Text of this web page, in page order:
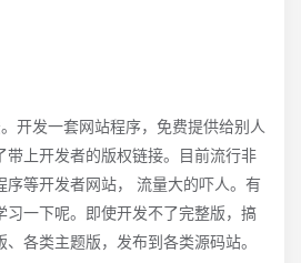
开发一套网站程序，免费提供给别人
带上开发者的版权链接。目前流行非
序等开发者网站， 流量大的吓人。有
习一下呢。即使开发不了完整版，搞
各类主题版，发布到各类源码站。